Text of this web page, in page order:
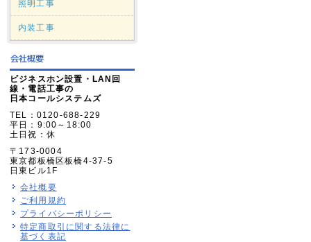
照明工事
内装工事
ビジネスホン設置・LAN回
線・電話工事の
日本コールシステムズ
TEL：0120-688-229
平日：9:00～18:00
土日祝：休
〒173-0004
東京都板橋区板橋4-37-5
日東ビル1F
会社概要
ご利用規約
プライバシーポリシー
特定商取引に関する法律に
基づく表記